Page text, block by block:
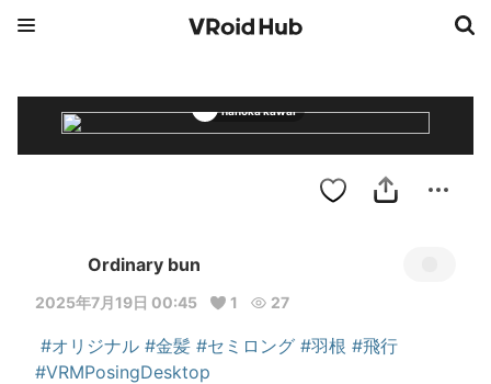
nanoka kawai
Ordinary bun
2025年7月19日 00:45 1 27
#オリジナル #金髪 #セミロング #羽根 #飛行
#VRMPosingDesktop